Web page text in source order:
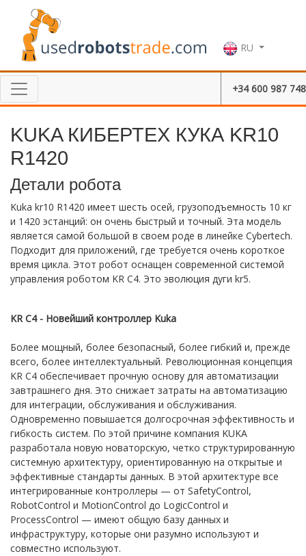
RU
+34 600 987 748
KUKA КИБЕРТЕХ КУКА KR10
R1420
Детали робота
Kuka kr10 R1420 имеет шесть осей, грузоподъемность 10 кг
и 1420 эстанций: он очень быстрый и точный. Эта модель
является самой большой в своем роде в линейке Cybertech.
Подходит для приложений, где требуется очень короткое
время цикла. Этот робот оснащен современной системой
управления роботом KR C4. Это эволюция дуги kr5.
KR C4 - Новейший контроллер Kuka
Более мощный, более безопасный, более гибкий и, прежде
всего, более интеллектуальный. Революционная концепция
KR C4 обеспечивает прочную основу для автоматизации
завтрашнего дня. Это снижает затраты на автоматизацию
для интеграции, обслуживания и обслуживания.
Одновременно повышается долгосрочная эффективность и
гибкость систем. По этой причине компания KUKA
разработала новую новаторскую, четко структурированную
системную архитектуру, ориентированную на открытые и
эффективные стандарты данных. В этой архитектуре все
интегрированные контроллеры — от SafetyControl,
RobotControl и MotionControl до LogicControl и
ProcessControl — имеют общую базу данных и
инфраструктуру, которые они разумно используют и
совместно используют.